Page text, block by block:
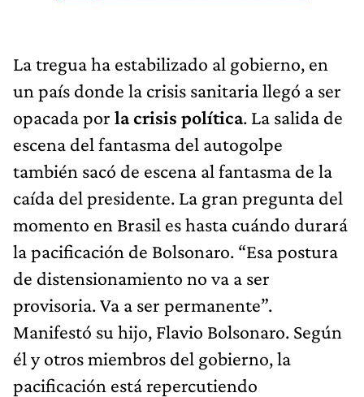
La tregua ha estabilizado al gobierno, en
un país donde la crisis sanitaria llegó a ser
opacada por la crisis política. La salida de
escena del fantasma del autogolpe
también sacó de escena al fantasma de la
caída del presidente. La gran pregunta del
momento en Brasil es hasta cuándo durará
la pacificación de Bolsonaro. “Esa postura
de distensionamiento no va a ser
provisoria. Va a ser permanente”.
Manifestó su hijo, Flavio Bolsonaro. Según
él y otros miembros del gobierno, la
pacificación está repercutiendo